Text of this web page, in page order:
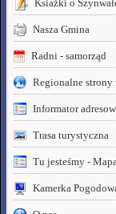
Ksiażki o
Nasza Gmina
Radni - samorząd
Regionalne strony
Informator
Trasa turystyczna
Tu jesteśmy -
Kamerka